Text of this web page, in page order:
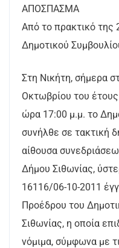
Από το πρακτικό της
Δημοτικού
Στη Νικήτη, σήμερα
Οκτωβρίου του
ώρα 17:00 μ.μ. το
συνήλθε σε τακτική
αίθουσα
Δήμου Σιθωνίας,
16116/06-10-2011
Προέδρου του
Σιθωνίας, η οποία
νόμιμα, σύμφωνα με